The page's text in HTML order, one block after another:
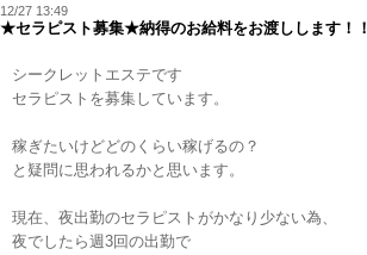
12/27 13:49
★セラピスト募集★納得のお給料をお渡しします！！
シークレットエステです
セラピストを募集しています。
稼ぎたいけどどのくらい稼げるの？
と疑問に思われるかと思います。
現在、夜出勤のセラピストがかなり少ない為、
夜でしたら週3回の出勤で